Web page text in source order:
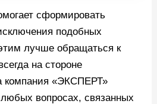
сформировать
подобных
лучше обращаться к
на стороне
компания «ЭКСПЕРТ»
вопросах, связанных